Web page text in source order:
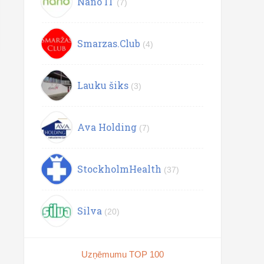
(7)
Smarzas.Club (4)
Lauku šiks (3)
Ava Holding (7)
StockholmHealth (37)
Silva (20)
Uzņēmumu TOP 100